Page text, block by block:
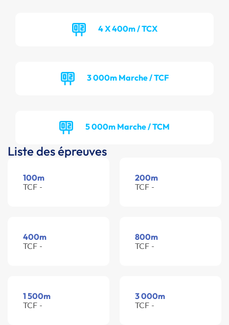
4 X 400m / TCX
3 000m Marche / TCF
5 000m Marche / TCM
Liste des épreuves
100m
TCF -
200m
TCF -
400m
TCF -
800m
TCF -
1 500m
TCF -
3 000m
TCF -